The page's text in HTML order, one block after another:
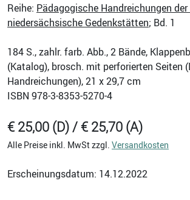
Reihe: Pädagogische Handreichungen
niedersächsische Gedenkstätten; Bd. 1
184 S., zahlr. farb. Abb., 2 Bände,
(Katalog), brosch. mit perforierten Seiten
Handreichungen), 21 x 29,7 cm
ISBN 978-3-8353-5270-4
€ 25,00 (D) / € 25,70 (A)
Alle Preise inkl. MwSt zzgl. Versandkosten
Erscheinungsdatum: 14.12.2022